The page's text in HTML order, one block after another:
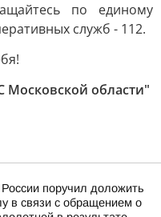
по единому
служб - 112.
области"
поручил доложить
в связи с обращением о